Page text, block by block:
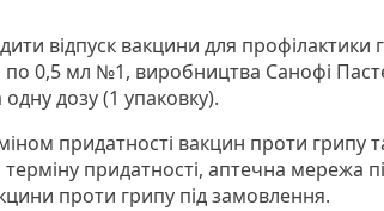
відпуск вакцини для профілактики
по 0,5 мл №1, виробництва Санофі
дозу (1 упаковку).
придатності вакцин проти грипу
терміну придатності, аптечна мережа
проти грипу під замовлення.